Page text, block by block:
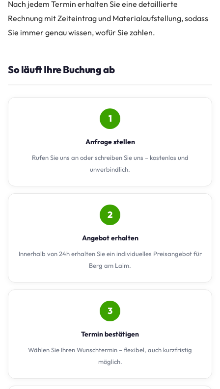
Nach jedem Termin erhalten Sie eine detaillierte
Rechnung mit Zeiteintrag und Materialaufstellung, sodass
Sie immer genau wissen, wofür Sie zahlen.
So läuft Ihre Buchung ab
1
Anfrage stellen
Rufen Sie uns an oder schreiben Sie uns – kostenlos und
unverbindlich.
2
Angebot erhalten
Innerhalb von 24h erhalten Sie ein individuelles Preisangebot für
Berg am Laim.
3
Termin bestätigen
Wählen Sie Ihren Wunschtermin – flexibel, auch kurzfristig
möglich.